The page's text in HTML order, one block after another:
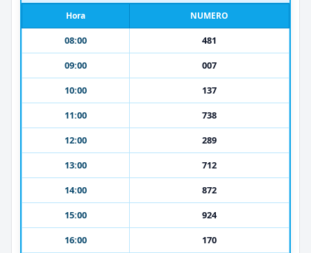
Hora NUMERO
08:00
481
09:00
007
10:00
137
11:00
738
12:00
289
13:00
712
14:00
872
15:00
924
16:00
170